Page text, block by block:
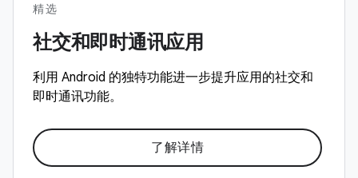
精选
社交和即时通讯应用
利用 Android 的独特功能进一步提升应用的社交和
即时通讯功能。
了解详情